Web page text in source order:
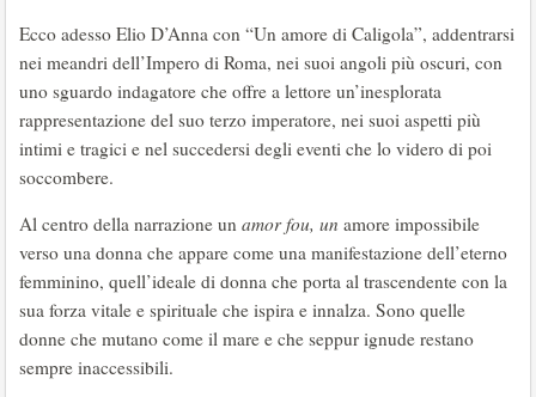
Ecco adesso Elio D’Anna con “Un amore di Caligola”, addentrarsi
nei meandri dell’Impero di Roma, nei suoi angoli più oscuri, con
uno sguardo indagatore che offre a lettore un’inesplorata
rappresentazione del suo terzo imperatore, nei suoi aspetti più
intimi e tragici e nel succedersi degli eventi che lo videro di poi
soccombere.
Al centro della narrazione un amor fou, un amore impossibile
verso una donna che appare come una manifestazione dell’eterno
femminino, quell’ideale di donna che porta al trascendente con la
sua forza vitale e spirituale che ispira e innalza. Sono quelle
donne che mutano come il mare e che seppur ignude restano
sempre inaccessibili.